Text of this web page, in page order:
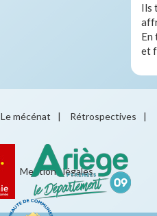
Ils
En
et
Le mécénat | Rétrospectives |
Mentions légales